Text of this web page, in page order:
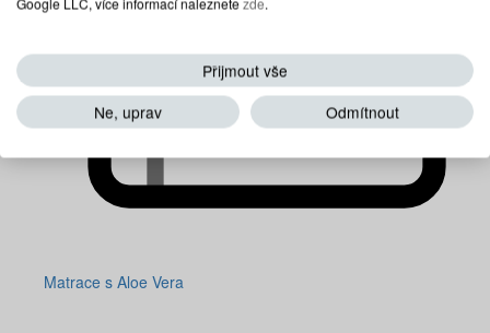
Matrace s Aloe Vera
Přijmout vše
Ne, uprav
Odmítnout